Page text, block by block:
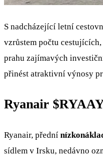
S nadcházející letní
vzrůstem počtu
prahu zajímavých
přinést atraktivní výnosy
Ryanair
Ryanair, přední
sídlem v Irsku, nedávno